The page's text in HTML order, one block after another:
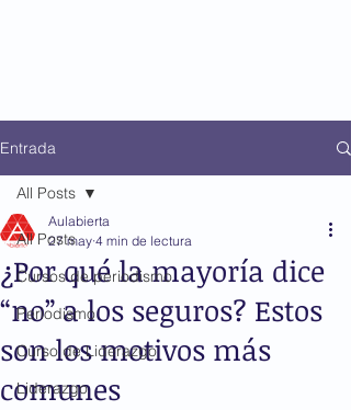
Entrada
All Posts
Cursos de periodismo
Periodismo
Curso de Liderazgo
Liderazgo
All Posts
¿Por qué la mayoría dice
“no” a los seguros? Estos
son los motivos más
comunes
Aulabierta
27 may 4 min de lectura